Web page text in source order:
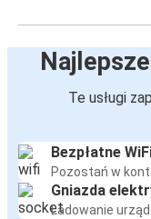
Te usługi
Bezpłatne
Pozostań w
Gniazda
Ładowanie